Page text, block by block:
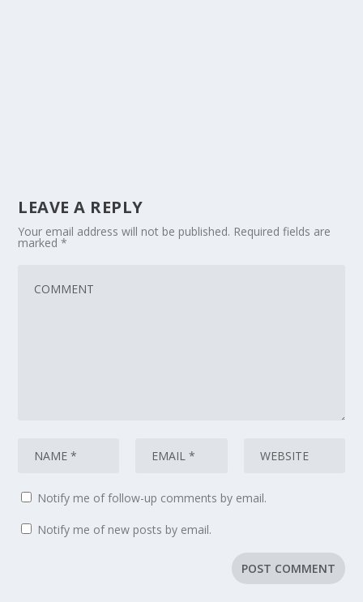
LEAVE A REPLY
Your email address will not be published. Required fields are
marked*
Notify me of follow-up comments by email.
Notify me of new posts by email.